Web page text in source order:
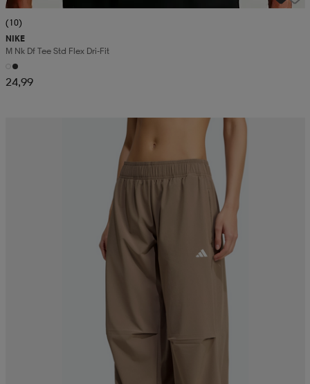
(10)
NIKE
M Nk Df Tee Std Flex Dri-Fit
24,99